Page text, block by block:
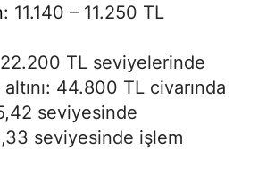
: 11.140 – 11.250 TL
TL seviyelerinde
44.800 TL civarında
seviyesinde
seviyesinde işlem